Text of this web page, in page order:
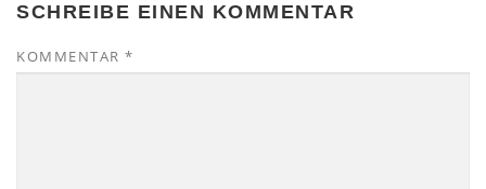
SCHREIBE EINEN KOMMENTAR
KOMMENTAR *